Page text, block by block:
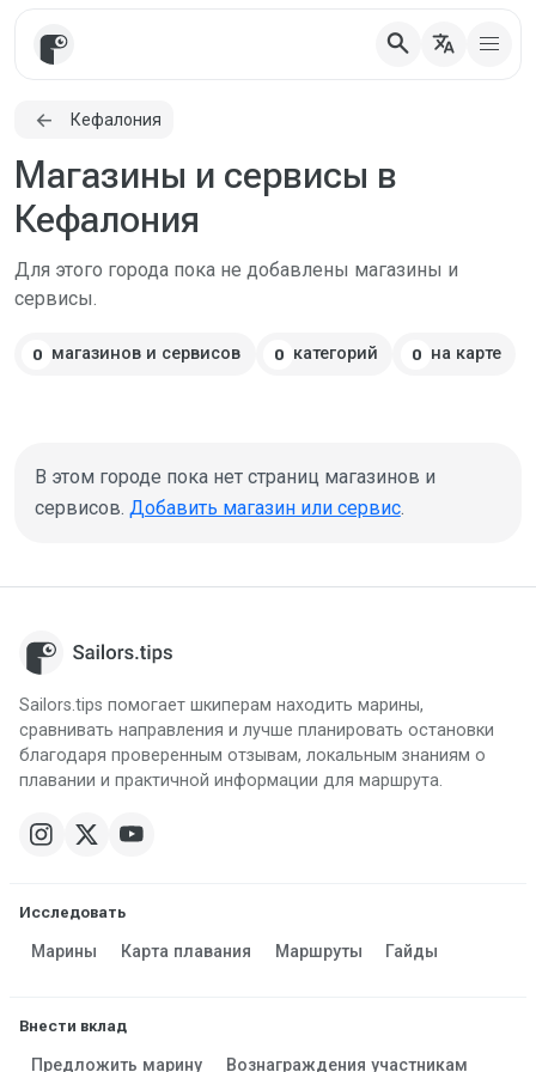
search translate
Кефалония
Магазины и сервисы в
Кефалония
Для этого города пока не добавлены магазины и
сервисы.
0 магазинов и сервисов 0 категорий 0 на карте
В этом городе пока нет страниц магазинов и
сервисов. Добавить магазин или сервис.
Sailors.tips помогает шкиперам находить марины,
сравнивать направления и лучше планировать остановки
благодаря проверенным отзывам, локальным знаниям о
плавании и практичной информации для маршрута.
Исследовать
Марины Карта плавания Маршруты Гайды
Внести вклад
Предложить марину Вознаграждения участникам